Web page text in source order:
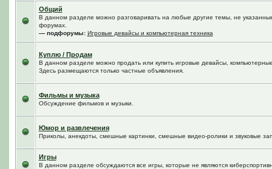
Общий
В данном разделе можно разговаривать на любые другие темы, не
форумах.
— подфорумы: Игровые девайсы и компьютерная техника
Куплю / Продам
В данном разделе можно продать или купить игровые девайсы,
Здесь размещаются только частные объявления.
Фильмы и музыка
Обсуждение фильмов и музыки.
Юмор и развлечения
Приколы, анекдоты, смешные картинки, смешные видео-ролики и звуковые
Игры
В данном разделе обсуждаются все игры, которые не являются